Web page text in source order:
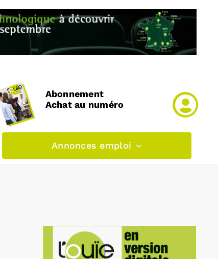
Abonnement
Achat au numéro
Annonces emploi